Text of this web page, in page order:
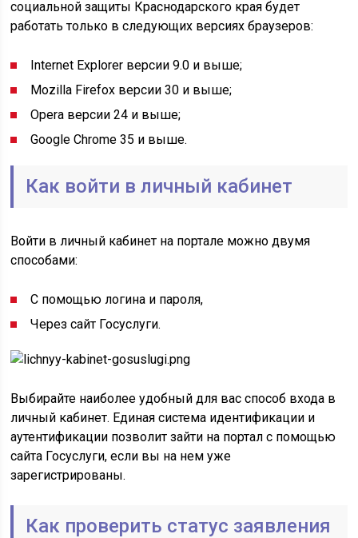
социальной защиты Краснодарского края будет
работать только в следующих версиях браузеров:
Internet Explorer версии 9.0 и выше;
Mozilla Firefox версии 30 и выше;
Opera версии 24 и выше;
Google Chrome 35 и выше.
Как войти в личный кабинет
Войти в личный кабинет на портале можно двумя
способами:
С помощью логина и пароля,
Через сайт Госуслуги.
Выбирайте наиболее удобный для вас способ входа в
личный кабинет. Единая система идентификации и
аутентификации позволит зайти на портал с помощью
сайта Госуслуги, если вы на нем уже
зарегистрированы.
Как проверить статус заявления